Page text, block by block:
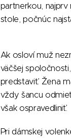
partnerkou,
stole, počnúc
Ak osloví muž
väčšej
predstaviť. Žena
vždy šancu
však ospravedliniť.
Pri dámskej